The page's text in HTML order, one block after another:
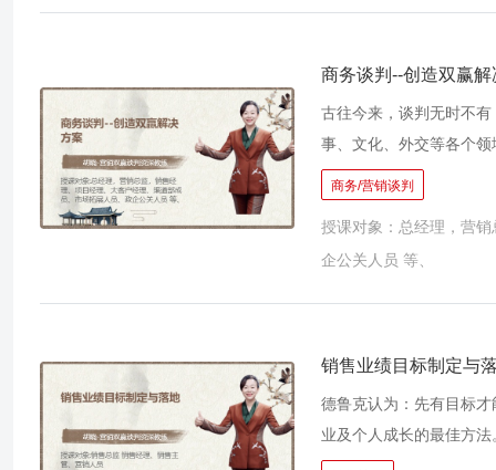
任？ 为什么销售人员总是先看拿多少钱再看办多少事？为什么总觉得干的多拿的少？ 如何解决销售人
动团队建设、提高执行
律、把握权重，也包括
具体有效的管理方法，
中高层企业管理者为目
训，突出强调培养学员
商务谈判--创造双赢解
古往今来，谈判无时不
事、文化、外交等各个
的谈判将是每个企业必
际场景，教你如何拿到
把一次性客户谈成长期
有赢的感觉，并愿意给
一谈判大师罗杰·道森的
商务/营销谈判
授课对象：总经理，营
企公关人员 等、
销售业绩目标制定与
德鲁克认为：先有目标
业及个人成长的最佳方
企业能够抵御风险，发